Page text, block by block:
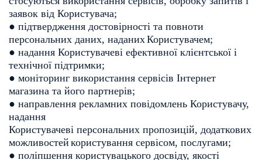
заявок від Користувача;
● підтвердження достовірності та повноти
персональних даних, наданихКористувачем;
● надання Користувачеві ефективної клієнтської і
технічної підтримки;
● моніторинг використання сервісів Інтернет
магазина та його партнерів;
● направлення рекламних повідомлень Користувачу,
надання
Користувачеві персональних пропозицій, додаткових
можливостей користування сервісом, послугами;
● поліпшення користувацького досвіду, якості